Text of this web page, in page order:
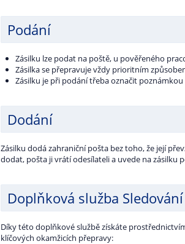
Podání
Zásilku lze podat na poště, u pověřeného
Zásilka se přepravuje vždy prioritním
Zásilku je při podání třeba označit
Dodání
Zásilku dodá zahraniční pošta bez toho, že její
dodat, pošta ji vrátí odesílateli a uvede na zásilku
Doplňková služba
Díky této doplňkové službě získáte
klíčových okamžicích přepravy: